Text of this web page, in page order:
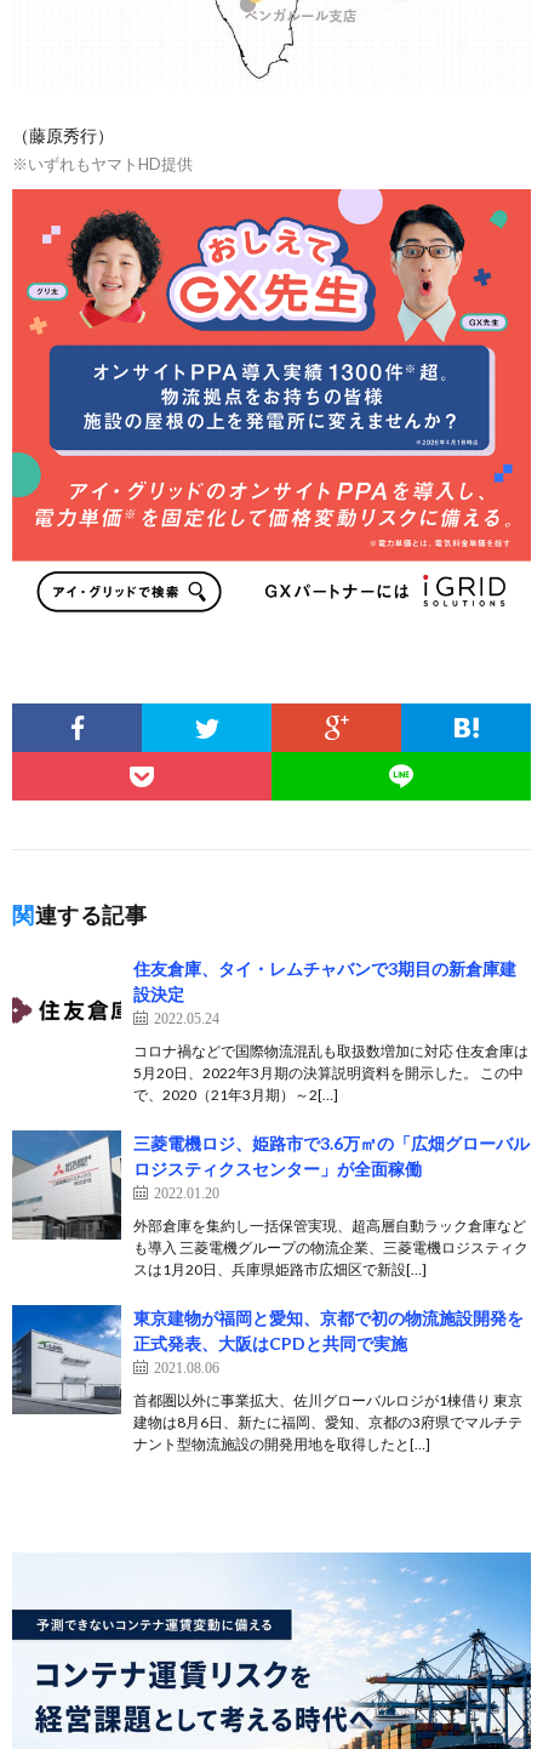
（藤原秀行）
※いずれもヤマトHD提供
関連する記事
住友倉庫、タイ・レムチャバンで3期目の新倉庫建
設決定
2022.05.24
コロナ禍などで国際物流混乱も取扱数増加に対応 住友倉庫は
5月20日、2022年3月期の決算説明資料を開示した。 この中
で、2020（21年3月期）～2[…]
三菱電機ロジ、姫路市で3.6万㎡の「広畑グローバル
ロジスティクスセンター」が全面稼働
2022.01.20
外部倉庫を集約し一括保管実現、超高層自動ラック倉庫など
も導入 三菱電機グループの物流企業、三菱電機ロジスティク
スは1月20日、兵庫県姫路市広畑区で新設[…]
東京建物が福岡と愛知、京都で初の物流施設開発を
正式発表、大阪はCPDと共同で実施
2021.08.06
首都圏以外に事業拡大、佐川グローバルロジが1棟借り 東京
建物は8月6日、新たに福岡、愛知、京都の3府県でマルチテ
ナント型物流施設の開発用地を取得したと[…]